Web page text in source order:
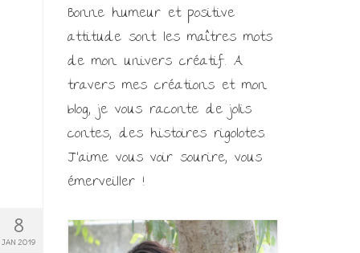
8
JAN 2019
Bonne humeur et positive
attitude sont les maîtres mots
de mon univers créatif. A
travers mes créations et mon
blog, je vous raconte de jolis
contes, des histoires rigolotes.
J'aime vous voir sourire, vous
émerveiller !